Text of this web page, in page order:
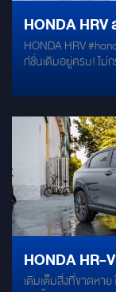
HONDA HRV
การอัปเกรดจ
ลำโพงพรีเมียม
HONDA HRV #honda #hondahrv สเปคจัดเต็ม! ทั้งภาพและเสียง ฟัง
ก์ชั่นเดิมอยู่ครบ! ไม่กระทบระบบเดิมของรถ หน้าจอANDROID ตรงรุ่น
สามารถดาวน์โหลด
ลำโพง INFINITY ALPHA 650C ลำโพง
BASS BOX 10" HONDA HRV #honda
ภาพและเสียง ฟังก์ชั่นเดิมอยู่ครบ! ไม่ก
จอANDROID ตรงรุ่น
งานแอพพลิเคชั่นต่างๆ สามารถดาวน์โหลดแอพพลิเคชั่นต่างๆไป
จอ และเพลิดเพลินกั
TvOnline / Spotify ลำโพง INFINITY ALPHA 650C ลำโพง INFINITY
ALPHA
HONDA HR-
KANZEN ผส
เติมเต็มสิ่งที่ขาดหาย ให้ครบทั้